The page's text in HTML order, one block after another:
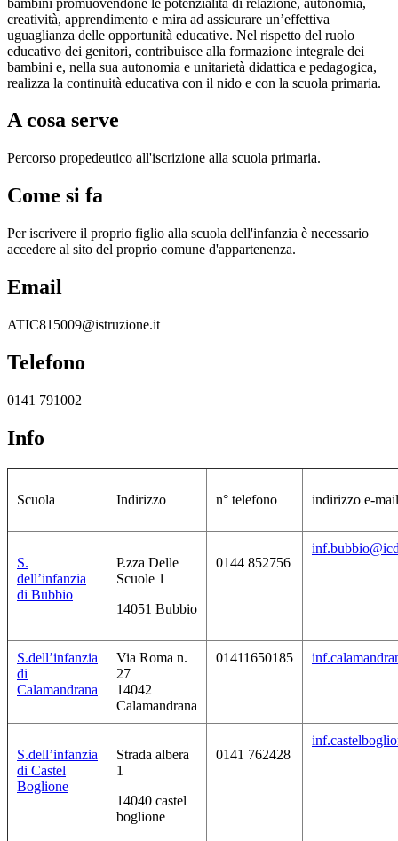
creatività, apprendimento e mira ad assicurare un’effettiva
uguaglianza delle opportunità educative. Nel rispetto del ruolo
educativo dei genitori, contribuisce alla formazione integrale dei
bambini e, nella sua autonomia e unitarietà didattica e pedagogica,
realizza la continuità educativa con il nido e con la scuola primaria.
A cosa serve
Percorso propedeutico all'iscrizione alla scuola primaria.
Come si fa
Per iscrivere il proprio figlio alla scuola dell'infanzia è necessario
accedere al sito del proprio comune d'appartenenza.
Email
ATIC815009@istruzione.it
Telefono
0141 791002
Info
Scuola Indirizzo n° telefono indirizzo e-mail
S.
dell’infanzia
di Bubbio
P.zza Delle
Scuole 1
14051 Bubbio
0144 852756
S.dell’infanzia
di
Calamandrana
Via Roma n.
27
14042
Calamandrana
01411650185
S.dell’infanzia
di Castel
Boglione
Strada albera
1
14040 castel
boglione
0141 762428